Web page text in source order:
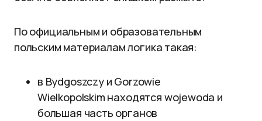
По официальным и образовательным
польским материалам логика такая:
в Bydgoszczy и Gorzowie
Wielkopolskim находятся wojewoda и
большая часть органов